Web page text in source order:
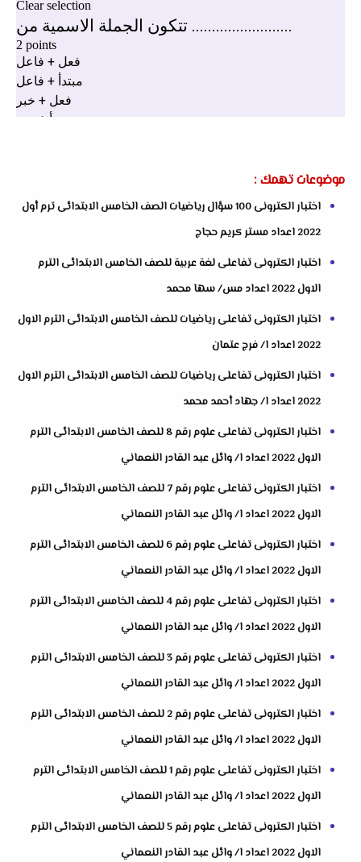
موضوعات تهمك :
اختبار الكترونى 100 سؤال رياضيات الصف الخامس الابتدائى ترم أول
2022 اعداد مستر كريم حجاج
اختبار الكترونى تفاعلى لغة عربية للصف الخامس الابتدائى الترم
الاول 2022 اعداد مس/ سها محمد
اختبار الكترونى تفاعلى رياضيات للصف الخامس الابتدائى الترم الاول
2022 اعداد ا/ فرج عتمان
اختبار الكترونى تفاعلى رياضيات للصف الخامس الابتدائى الترم الاول
2022 اعداد ا/ جهاد أحمد محمد
اختبار الكترونى تفاعلى علوم رقم 8 للصف الخامس الابتدائى الترم
الاول 2022 اعداد ا/ وائل عبد القادر النعماني
اختبار الكترونى تفاعلى علوم رقم 7 للصف الخامس الابتدائى الترم
الاول 2022 اعداد ا/ وائل عبد القادر النعماني
اختبار الكترونى تفاعلى علوم رقم 6 للصف الخامس الابتدائى الترم
الاول 2022 اعداد ا/ وائل عبد القادر النعماني
اختبار الكترونى تفاعلى علوم رقم 4 للصف الخامس الابتدائى الترم
الاول 2022 اعداد ا/ وائل عبد القادر النعماني
اختبار الكترونى تفاعلى علوم رقم 3 للصف الخامس الابتدائى الترم
الاول 2022 اعداد ا/ وائل عبد القادر النعماني
اختبار الكترونى تفاعلى علوم رقم 2 للصف الخامس الابتدائى الترم
الاول 2022 اعداد ا/ وائل عبد القادر النعماني
اختبار الكترونى تفاعلى علوم رقم 1 للصف الخامس الابتدائى الترم
الاول 2022 اعداد ا/ وائل عبد القادر النعماني
اختبار الكترونى تفاعلى علوم رقم 5 للصف الخامس الابتدائى الترم
الاول 2022 اعداد ا/ وائل عبد القادر النعماني